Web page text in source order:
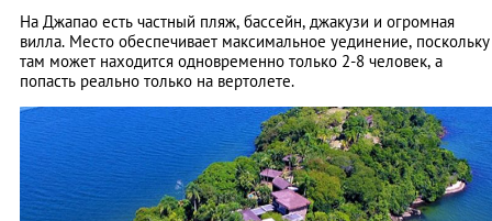
На Джапао есть частный пляж, бассейн, джакузи и огромная
вилла. Место обеспечивает максимальное уединение, поскольку
там может находится одновременно только 2-8 человек, а
попасть реально только на вертолете.